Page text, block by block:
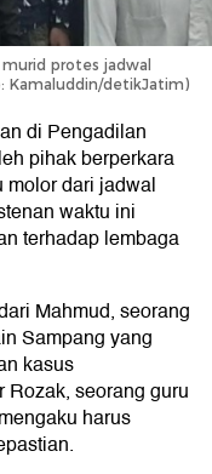
protes jadwal
Kamaluddin/detikJatim)
di Pengadilan
pihak berperkara
molor dari jadwal
waktu ini
terhadap lembaga
Mahmud, seorang
Sampang yang
kasus
seorang guru
harus